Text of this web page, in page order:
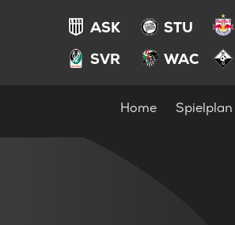
ASK STU
SVR
WAC
Home Spielplan